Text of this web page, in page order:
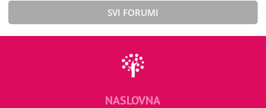
SVI FORUMI
NASLOVNA